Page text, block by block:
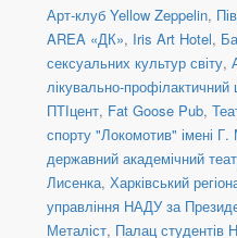
Арт-клуб Yellow Zeppelin,
AREA «ДК», Iris Art Hotel,
сексуальних культур світу,
лікувально-профілактичний
ПТІцент, Fat Goose Pub,
спорту "Локомотив" імені Г.
державний академічний
Лисенка, Харківський
управління НАДУ за
Металіст, Палац студентів